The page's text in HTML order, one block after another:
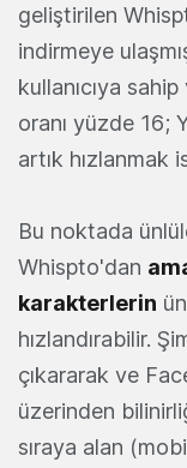
geliştirilen
indirmeye
kullanıcıya
oranı yüzde 16;
artık hızlanmak
Bu noktada
Whispto'dan
karakterlerin
hızlandırabilir.
çıkararak ve
üzerinden
sıraya alan